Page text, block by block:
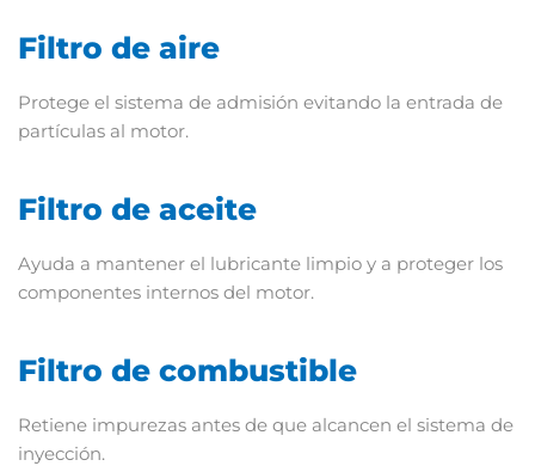
Filtro de aire
Protege el sistema de admisión evitando la entrada de
partículas al motor.
Filtro de aceite
Ayuda a mantener el lubricante limpio y a proteger los
componentes internos del motor.
Filtro de combustible
Retiene impurezas antes de que alcancen el sistema de
inyección.